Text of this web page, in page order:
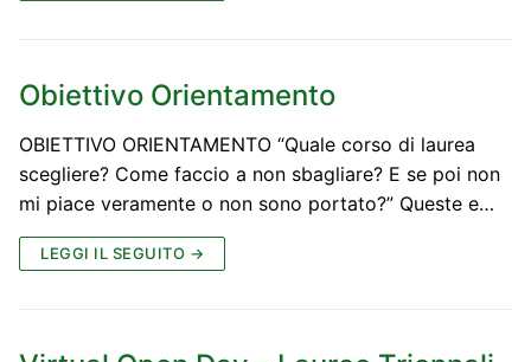
Obiettivo Orientamento
OBIETTIVO ORIENTAMENTO “Quale corso di laurea
scegliere? Come faccio a non sbagliare? E se poi non
mi piace veramente o non sono portato?” Queste e…
LEGGI IL SEGUITO →